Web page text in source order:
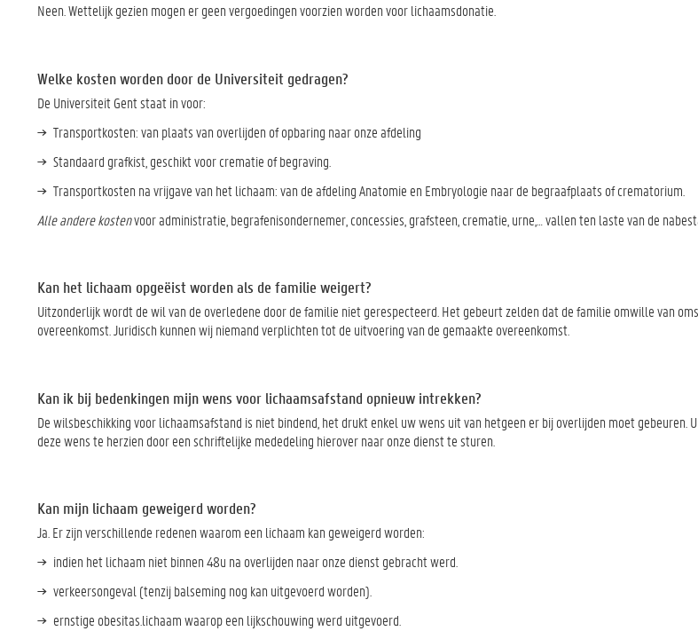
Neen. Wettelijk gezien mogen er geen vergoedingen voorzien worden voor lichaamsdonatie.
Welke kosten worden door de Universiteit gedragen?
De Universiteit Gent staat in voor:
Transportkosten: van plaats van overlijden of opbaring naar onze afdeling
Standaard grafkist, geschikt voor crematie of begraving.
Transportkosten na vrijgave van het lichaam: van de afdeling Anatomie en Embryologie naar de begraafplaats of crematorium.
Alle andere kostenvoor administratie, begrafenisondernemer, concessies, grafsteen, crematie, urne,… vallen ten laste van de
Kan het lichaam opgeëist worden als de familie weigert?
Uitzonderlijk wordt de wil van de overledene door de familie niet gerespecteerd. Het gebeurt zelden dat de familie omwille van
overeenkomst. Juridisch kunnen wij niemand verplichten tot de uitvoering van de gemaakte overeenkomst.
Kan ik bij bedenkingen mijn wens voor lichaamsafstand opnieuw intrekken?
De wilsbeschikking voor lichaamsafstand is niet bindend, het drukt enkel uw wens uit van hetgeen er bij overlijden moet gebeuren.
deze wens te herzien door een schriftelijke mededeling hierover naar onze dienst te sturen.
Kan mijn lichaam geweigerd worden?
Ja. Er zijn verschillende redenen waarom een lichaam kan geweigerd worden:
indien het lichaam niet binnen 48u na overlijden naar onze dienst gebracht werd.
verkeersongeval (tenzij balseming nog kan uitgevoerd worden).
ernstige obesitas.lichaam waarop een lijkschouwing werd uitgevoerd.